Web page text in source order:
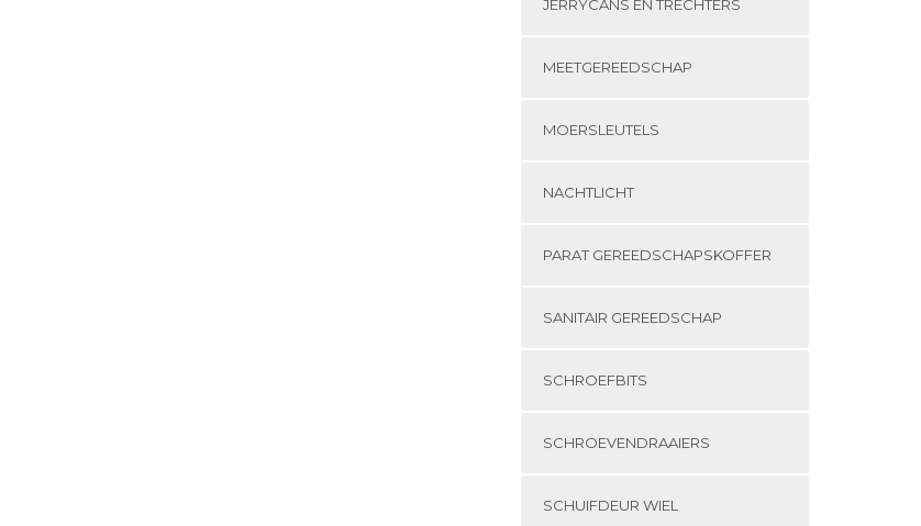
JERRYCANS EN TRECHTERS
MEETGEREEDSCHAP
MOERSLEUTELS
NACHTLICHT
PARAT GEREEDSCHAPSKOFFER
SANITAIR GEREEDSCHAP
SCHROEFBITS
SCHROEVENDRAAIERS
SCHUIFDEUR WIEL